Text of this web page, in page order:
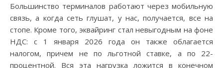
Большинство терминалов работают через мобильную
связь, а когда сеть глушат, у нас, получается, все на
стопе. Кроме того, эквайринг стал невыгодным на фоне
НДС: с 1 января 2026 года он также облагается
налогом, причем не по льготной ставке, а по 22-
процентной. Вся эта нагрузка ложится в конечном